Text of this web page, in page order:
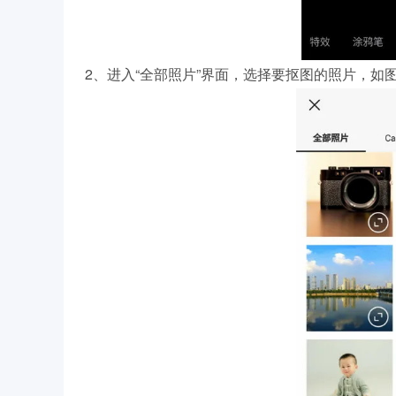
2、进入“全部照片”界面，选择要抠图的照片，如